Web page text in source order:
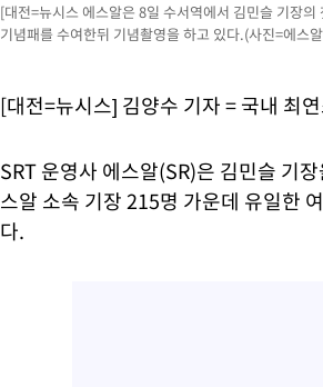
[대전=뉴시스 에스알은 8일 수서역에서 김민슬 기장
기념패를 수여한뒤 기념촬영을 하고 있다.(사진=에스
[대전=뉴시스] 김양수 기자 = 국내 최
SRT 운영사 에스알(SR)은 김민슬 기
스알 소속 기장 215명 가운데 유일한
다.